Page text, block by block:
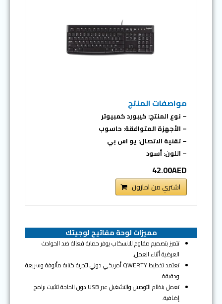
مواصفات المنتج
– نوع المنتج: كيبورد كمبيوتر
– الأجهزة المتوافقة: حاسوب
– تقنية الاتصال: يو اس بي
– اللون: أسود
42.00AED
اشتري من امازون
مميزات لوحة مفاتيح لوجيتك
تتميز بتصميم مقاوم للانسكاب يوفر حماية فعالة ضد الحوادث
العرضية أثناء العمل.
تعتمد تخطيط QWERTY أمريكي دولي لتجربة كتابة مألوفة وسريعة
ودقيقة.
تعمل بنظام التوصيل والتشغيل عبر USB دون الحاجة لتثبيت برامج
إضافية.